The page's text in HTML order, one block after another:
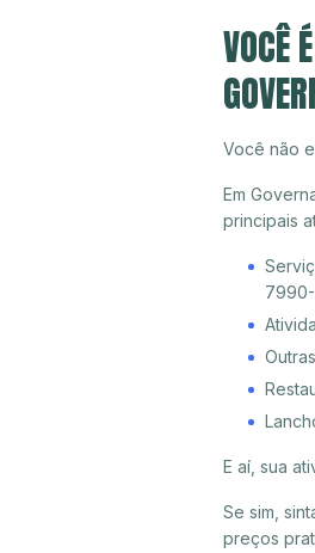
VOCÊ
Você não
Em
principais
E aí, sua
Se sim,
preços